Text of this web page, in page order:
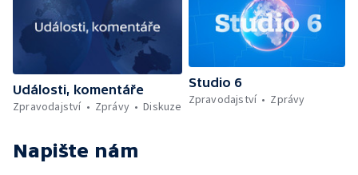
Události, komentáře
Zpravodajství
Zprávy Diskuze
Studio 6
Zpravodajství
Zprávy
Napište nám